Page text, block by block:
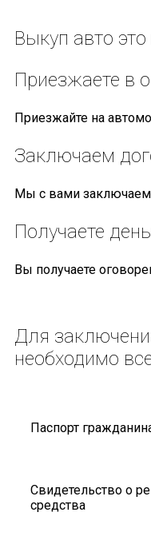
Выкуп авто
Приезжаете в
Приезжайте на
Заключаем
Мы с вами
Получаете
Вы получаете
Для
необходимо
Паспорт
Свидетельство о
средства